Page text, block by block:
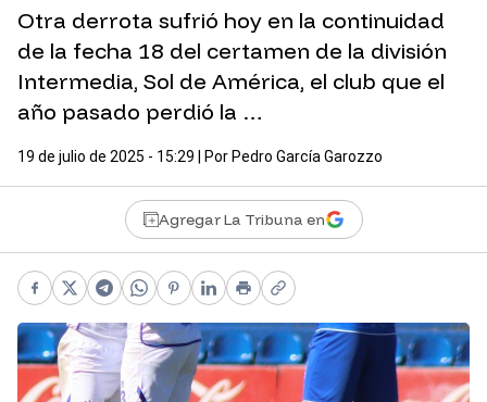
Otra derrota sufrió hoy en la continuidad
de la fecha 18 del certamen de la división
Intermedia, Sol de América, el club que el
año pasado perdió la …
19 de julio de 2025 - 15:29 | Por Pedro García Garozzo
Agregar La Tribuna en
Facebook
X Telegram
WhatsApp
Pinterest
LinkedIn
PrintCopy link